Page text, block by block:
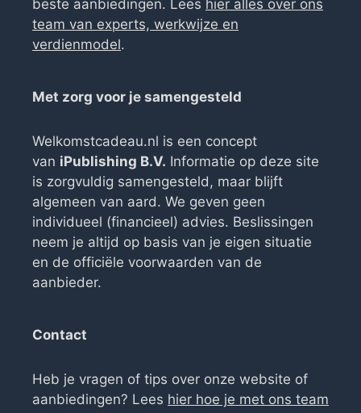
beste aanbiedingen. Lees hier alles over ons
team van experts, werkwijze en
verdienmodel.
Met zorg voor je samengesteld
Welkomstcadeau.nl is een concept
van iPublishing B.V. Informatie op deze site
is zorgvuldig samengesteld, maar blijft
algemeen van aard. We geven geen
individueel (financieel) advies. Beslissingen
neem je altijd op basis van je eigen situatie
en de officiële voorwaarden van de
aanbieder.
Contact
Heb je vragen of tips over onze website of
aanbiedingen? Lees hier hoe je met ons team